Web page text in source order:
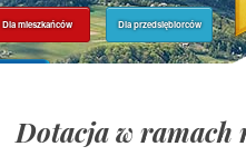
Dla mieszkańców Dla przedsiębiorców
Dotacja w ramach